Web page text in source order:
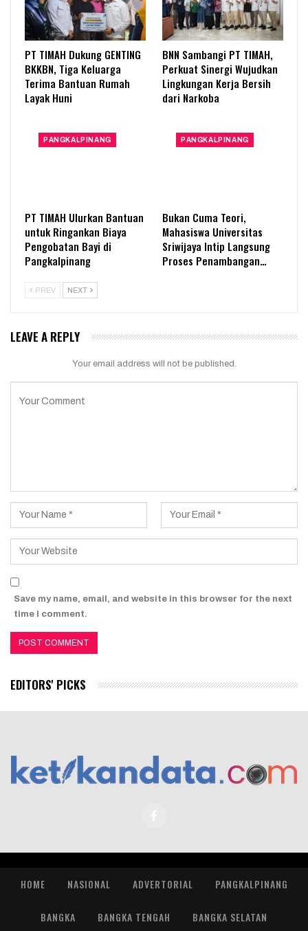
PT TIMAH Dukung GENTING
BKKBN, Tiga Keluarga
Terima Bantuan Rumah
Layak Huni
BNN Sambangi PT TIMAH,
Perkuat Sinergi Wujudkan
Lingkungan Kerja Bersih
dari Narkoba
PANGKALPINANG
PT TIMAH Ulurkan Bantuan
untuk Ringankan Biaya
Pengobatan Bayi di
Pangkalpinang
PANGKALPINANG
Bukan Cuma Teori,
Mahasiswa Universitas
Sriwijaya Intip Langsung
Proses Penambangan…
PREV NEXT
LEAVE A REPLY
Your email address will not be published.
Save my name, email, and website in this browser for the next
time I comment.
EDITORS' PICKS
HOME NASIONAL ADVERTORIAL PANGKALPINANG
BANGKA BANGKA TENGAH BANGKA SELATAN